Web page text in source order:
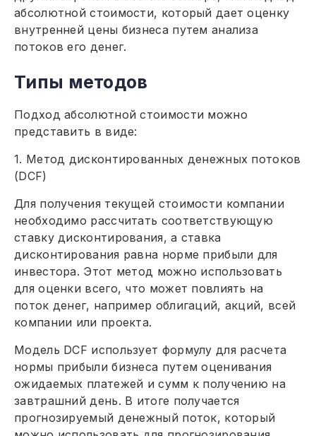
абсолютной стоимости, который дает оценку
внутренней цены бизнеса путем анализа
потоков его денег.
Типы методов
Подход абсолютной стоимости можно
представить в виде:
1. Метод дисконтированных денежных потоков
(DCF)
Для получения текущей стоимости компании
необходимо рассчитать соответствующую
ставку дисконтирования, а ставка
дисконтирования равна норме прибыли для
инвестора. Этот метод можно использовать
для оценки всего, что может повлиять на
поток денег, например облигаций, акций, всей
компании или проекта.
Модель DCF использует формулу для расчета
нормы прибыли бизнеса путем оценивания
ожидаемых платежей и сумм к получению на
завтрашний день. В итоге получается
прогнозируемый денежный поток, который